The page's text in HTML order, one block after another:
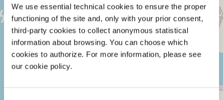
We use essential technical cookies to ensure the proper
functioning of the site and, only with your prior consent,
third-party cookies to collect anonymous statistical
information about browsing. You can choose which
cookies to authorize. For more information, please see
our cookie policy.
TEATRO
ALLE
TESE
SESTIERE
CASTELLO
CAMPO
DELLA